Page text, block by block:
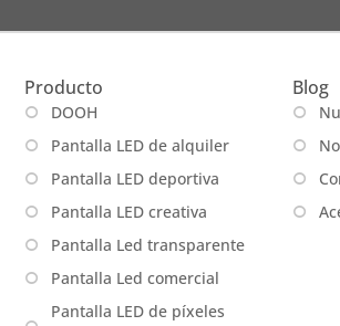
Producto
DOOH
Pantalla LED de alquiler
Pantalla LED deportiva
Pantalla LED creativa
Pantalla Led transparente
Pantalla Led comercial
Pantalla LED de píxeles
Blog